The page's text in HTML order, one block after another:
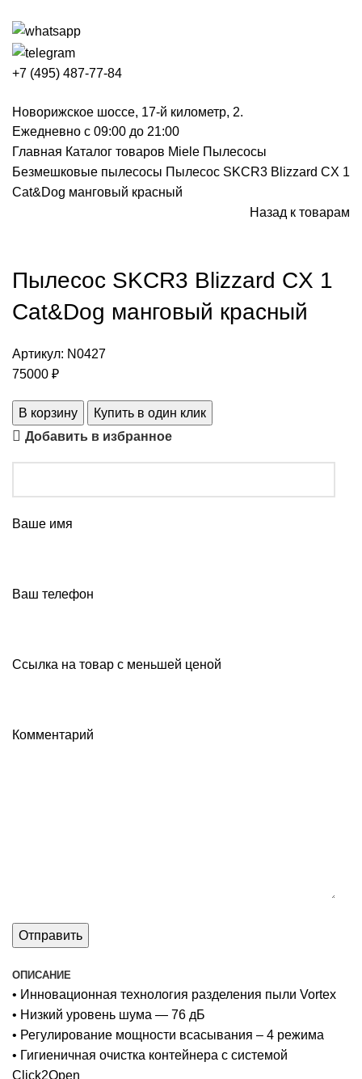
+7 (495) 487-77-84
Новорижское шоссе, 17-й километр, 2.
Ежедневно с 09:00 до 21:00
Главная Каталог товаров Miele Пылесосы
Безмешковые пылесосы Пылесос SKCR3 Blizzard CX 1
Cat&Dog манговый красный
Назад к товарам
Пылесос SKCR3 Blizzard CX 1
Cat&Dog манговый красный
Артикул: N0427
75000 ₽
В корзину
Купить в один клик
Добавить в избранное
Ваше имя
Ваш телефон
Ссылка на товар с меньшей ценой
Комментарий
ОПИСАНИЕ
• Инновационная технология разделения пыли Vortex
• Низкий уровень шума — 76 дБ
• Регулирование мощности всасывания – 4 режима
• Гигиеничная очистка контейнера с системой
Click2Open